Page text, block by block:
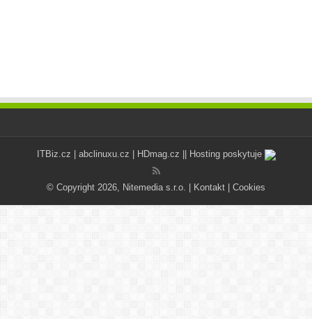
ITBiz.cz abclinuxu.cz HDmag.cz || Hosting poskytuje
© Copyright 2026, Nitemedia s.r.o. | Kontakt Cookies